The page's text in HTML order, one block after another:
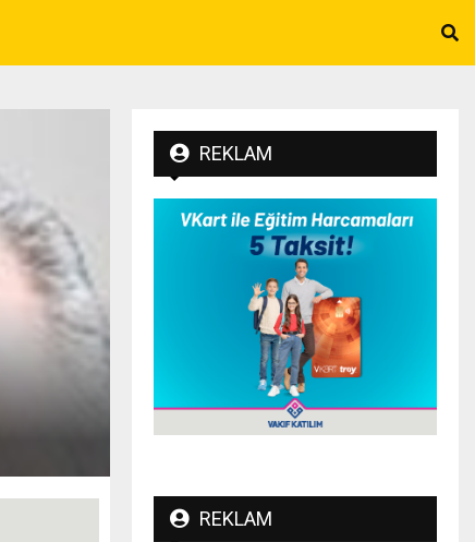
REKLAM
REKLAM